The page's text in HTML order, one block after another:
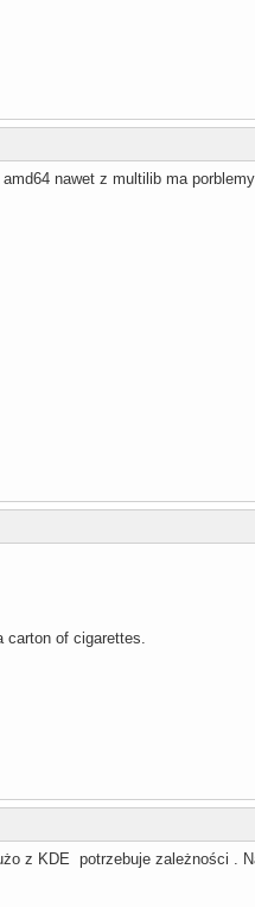
nawet z multilib ma
of cigarettes.
z KDE potrzebuje zależności .